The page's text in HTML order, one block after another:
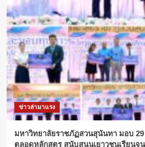
ข่าวล่ามาแรง
มหาวิทยาลัยราชภัฏสวนสุนันทา มอบ
ตลอดหลักสูตร สนับสนุนเยาวชนเรียนจ